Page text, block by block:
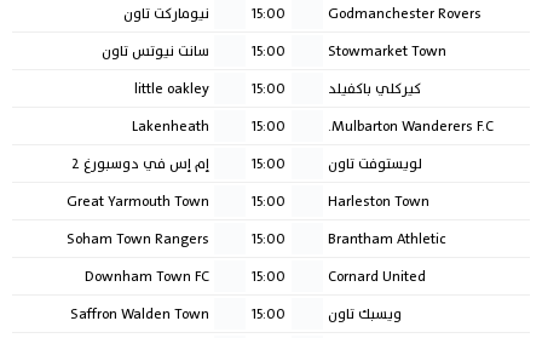
Godmanchester Rovers
15:00
نيوماركت تاون
Stowmarket Town
15:00
سانت نيوتس تاون
كيركلي باكفيلد
15:00
little oakley
Mulbarton Wanderers F.C.
15:00
Lakenheath
لويستوفت تاون
15:00
إم إس في دوسبورغ ٢
Harleston Town
15:00
Great Yarmouth Town
Brantham Athletic
15:00
Soham Town Rangers
Cornard United
15:00
Downham Town FC
ويسبك تاون
15:00
Saffron Walden Town